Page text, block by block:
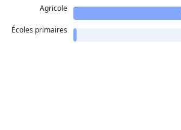
Agricole
Écoles primaires